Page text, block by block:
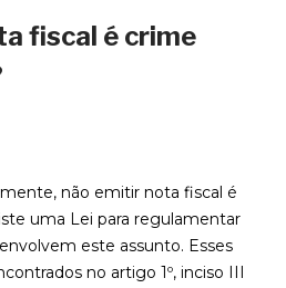
fiscal é crime
não emitir nota fiscal é
uma Lei para regulamentar
este assunto. Esses
no artigo 1º, inciso III